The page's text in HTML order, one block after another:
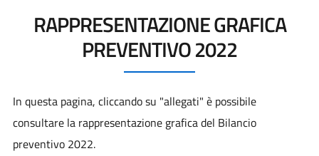
RAPPRESENTAZIONE GRAFICA
PREVENTIVO 2022
In questa pagina, cliccando su "allegati" è possibile
consultare la rappresentazione grafica del Bilancio
preventivo 2022.